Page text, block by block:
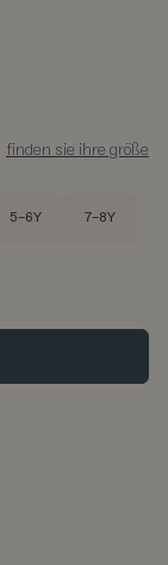
finden sie ihre größe
5-6Y
7-8Y